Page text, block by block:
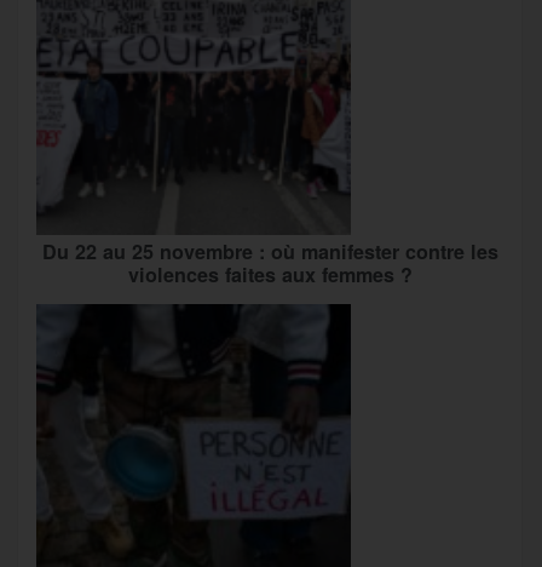
Du 22 au 25 novembre : où manifester contre les
violences faites aux femmes ?